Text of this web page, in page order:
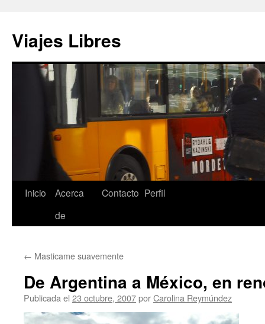
contenido
Viajes Libres
Inicio
Acerca
de
Contacto Perfil
← Masticame suavemente
De Argentina a México, en
Publicada el 23 octubre, 2007porCarolina Reymúndez